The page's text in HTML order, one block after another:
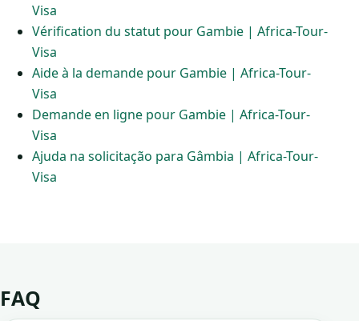
Visa
Vérification du statut pour Gambie | Africa-Tour-
Visa
Aide à la demande pour Gambie | Africa-Tour-
Visa
Demande en ligne pour Gambie | Africa-Tour-
Visa
Ajuda na solicitação para Gâmbia | Africa-Tour-
Visa
FAQ